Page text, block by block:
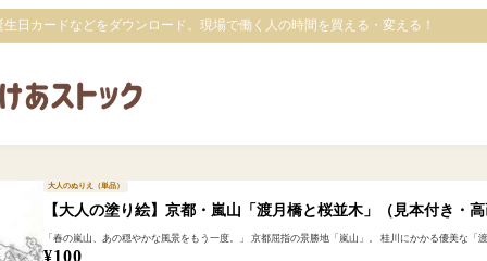
日カードなどをダウンロード。現場で働く人の時間を買える・変える！
大人のぬりえ（単品）
【大人の塗り絵】京都・嵐山「渡月橋と桜並木」（見本付き・
「春の嵐山、あの穏やかな風景をもう一度。」 京都屈指の景勝地「嵐山」。 桂川にかかる優美な「
¥100